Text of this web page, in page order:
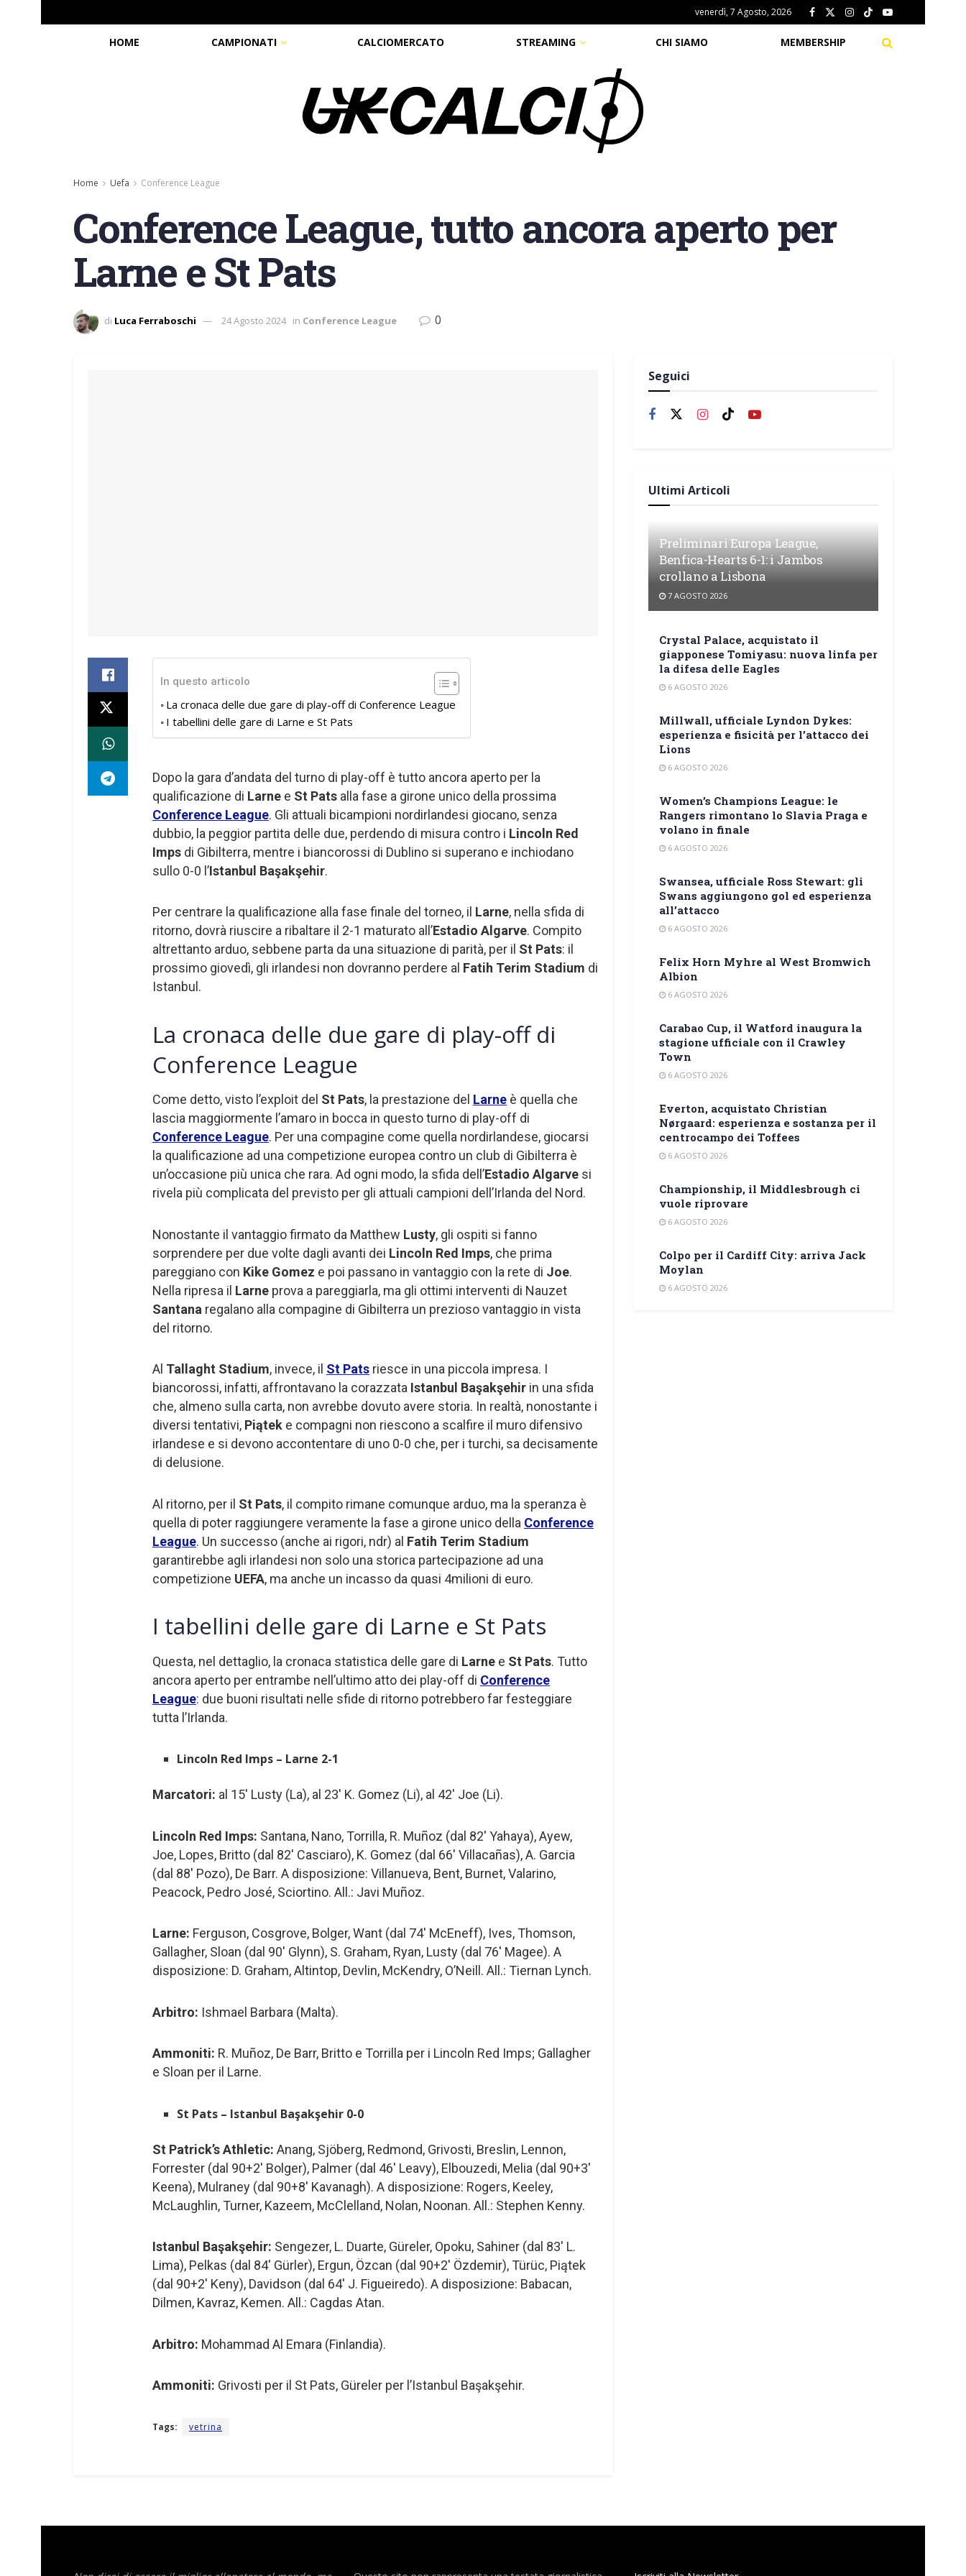
venerdì, 7 Agosto, 2026
HOME CAMPIONATI CALCIOMERCATO STREAMING CHI SIAMO MEMBERSHIP
Home Uefa Conference League
Conference League, tutto ancora aperto per
Larne e St Pats
di Luca Ferraboschi 24 Agosto 2024 in Conference League 0
In questo articolo
La cronaca delle due gare di play-off di Conference League
I tabellini delle gare di Larne e St Pats
Dopo la gara d’andata del turno di play-off è tutto ancora aperto per la
qualificazione di Larne e St Pats alla fase a girone unico della prossima
Conference League. Gli attuali bicampioni nordirlandesi giocano, senza
dubbio, la peggior partita delle due, perdendo di misura contro i Lincoln Red
Imps di Gibilterra, mentre i biancorossi di Dublino si superano e inchiodano
sullo 0-0 l’Istanbul Başakşehir.
Per centrare la qualificazione alla fase finale del torneo, il Larne, nella sfida di
ritorno, dovrà riuscire a ribaltare il 2-1 maturato all’Estadio Algarve. Compito
altrettanto arduo, sebbene parta da una situazione di parità, per il St Pats: il
prossimo giovedì, gli irlandesi non dovranno perdere al Fatih Terim Stadium di
Istanbul.
La cronaca delle due gare di play-off di
Conference League
Come detto, visto l’exploit del St Pats, la prestazione del Larne è quella che
lascia maggiormente l’amaro in bocca in questo turno di play-off di
Conference League. Per una compagine come quella nordirlandese, giocarsi
la qualificazione ad una competizione europea contro un club di Gibilterra è
un’occasione più unica che rara. Ad ogni modo, la sfida dell’Estadio Algarve si
rivela più complicata del previsto per gli attuali campioni dell’Irlanda del Nord.
Nonostante il vantaggio firmato da Matthew Lusty, gli ospiti si fanno
sorprendere per due volte dagli avanti dei Lincoln Red Imps, che prima
pareggiano con Kike Gomez e poi passano in vantaggio con la rete di Joe.
Nella ripresa il Larne prova a pareggiarla, ma gli ottimi interventi di Nauzet
Santana regalano alla compagine di Gibilterra un prezioso vantaggio in vista
del ritorno.
Al Tallaght Stadium, invece, il St Pats riesce in una piccola impresa. I
biancorossi, infatti, affrontavano la corazzata Istanbul Başakşehir in una sfida
che, almeno sulla carta, non avrebbe dovuto avere storia. In realtà, nonostante i
diversi tentativi, Piątek e compagni non riescono a scalfire il muro difensivo
irlandese e si devono accontentare di uno 0-0 che, per i turchi, sa decisamente
di delusione.
Al ritorno, per il St Pats, il compito rimane comunque arduo, ma la speranza è
quella di poter raggiungere veramente la fase a girone unico della Conference
League. Un successo (anche ai rigori, ndr) al Fatih Terim Stadium
garantirebbe agli irlandesi non solo una storica partecipazione ad una
competizione UEFA, ma anche un incasso da quasi 4milioni di euro.
I tabellini delle gare di Larne e St Pats
Questa, nel dettaglio, la cronaca statistica delle gare di Larne e St Pats. Tutto
ancora aperto per entrambe nell’ultimo atto dei play-off di Conference
League: due buoni risultati nelle sfide di ritorno potrebbero far festeggiare
tutta l’Irlanda.
Lincoln Red Imps – Larne 2-1
Marcatori: al 15′ Lusty (La), al 23′ K. Gomez (Li), al 42′ Joe (Li).
Lincoln Red Imps: Santana, Nano, Torrilla, R. Muñoz (dal 82′ Yahaya), Ayew,
Joe, Lopes, Britto (dal 82′ Casciaro), K. Gomez (dal 66′ Villacañas), A. Garcia
(dal 88′ Pozo), De Barr. A disposizione: Villanueva, Bent, Burnet, Valarino,
Peacock, Pedro José, Sciortino. All.: Javi Muñoz.
Larne: Ferguson, Cosgrove, Bolger, Want (dal 74′ McEneff), Ives, Thomson,
Gallagher, Sloan (dal 90′ Glynn), S. Graham, Ryan, Lusty (dal 76′ Magee). A
disposizione: D. Graham, Altintop, Devlin, McKendry, O’Neill. All.: Tiernan Lynch.
Arbitro: Ishmael Barbara (Malta).
Ammoniti: R. Muñoz, De Barr, Britto e Torrilla per i Lincoln Red Imps; Gallagher
e Sloan per il Larne.
St Pats – Istanbul Başakşehir 0-0
St Patrick’s Athletic: Anang, Sjöberg, Redmond, Grivosti, Breslin, Lennon,
Forrester (dal 90+2′ Bolger), Palmer (dal 46′ Leavy), Elbouzedi, Melia (dal 90+3′
Keena), Mulraney (dal 90+8′ Kavanagh). A disposizione: Rogers, Keeley,
McLaughlin, Turner, Kazeem, McClelland, Nolan, Noonan. All.: Stephen Kenny.
Istanbul Başakşehir: Sengezer, L. Duarte, Güreler, Opoku, Sahiner (dal 83′ L.
Lima), Pelkas (dal 84′ Gürler), Ergun, Özcan (dal 90+2′ Özdemir), Türüc, Piątek
(dal 90+2′ Keny), Davidson (dal 64′ J. Figueiredo). A disposizione: Babacan,
Dilmen, Kavraz, Kemen. All.: Cagdas Atan.
Arbitro: Mohammad Al Emara (Finlandia).
Ammoniti: Grivosti per il St Pats, Güreler per l’Istanbul Başakşehir.
Tags: vetrina
Seguici
Ultimi Articoli
Preliminari Europa League,
Benfica-Hearts 6-1: i Jambos
crollano a Lisbona
7 AGOSTO 2026
Crystal Palace, acquistato il
giapponese Tomiyasu: nuova linfa per
la difesa delle Eagles
6 AGOSTO 2026
Millwall, ufficiale Lyndon Dykes:
esperienza e fisicità per l’attacco dei
Lions
6 AGOSTO 2026
Women’s Champions League: le
Rangers rimontano lo Slavia Praga e
volano in finale
6 AGOSTO 2026
Swansea, ufficiale Ross Stewart: gli
Swans aggiungono gol ed esperienza
all’attacco
6 AGOSTO 2026
Felix Horn Myhre al West Bromwich
Albion
6 AGOSTO 2026
Carabao Cup, il Watford inaugura la
stagione ufficiale con il Crawley
Town
6 AGOSTO 2026
Everton, acquistato Christian
Nørgaard: esperienza e sostanza per il
centrocampo dei Toffees
6 AGOSTO 2026
Championship, il Middlesbrough ci
vuole riprovare
6 AGOSTO 2026
Colpo per il Cardiff City: arriva Jack
Moylan
6 AGOSTO 2026